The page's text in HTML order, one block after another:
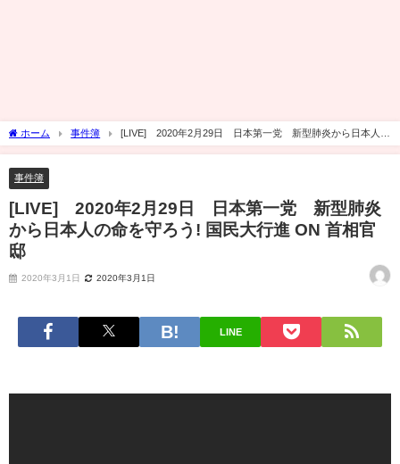
ホーム 事件簿
[LIVE] 2020年2月29日 日本第一党 新型肺炎から日本人の
命を守ろう! 国民大行進 ON 首相官邸
事件簿
[LIVE] 2020年2月29日 日本第一党 新型肺炎
から日本人の命を守ろう! 国民大行進 ON 首相官
邸
2020年3月1日 2020年3月1日
LINE